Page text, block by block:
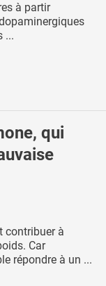
à partir
...
qui
contribuer à
Car
répondre à un ...